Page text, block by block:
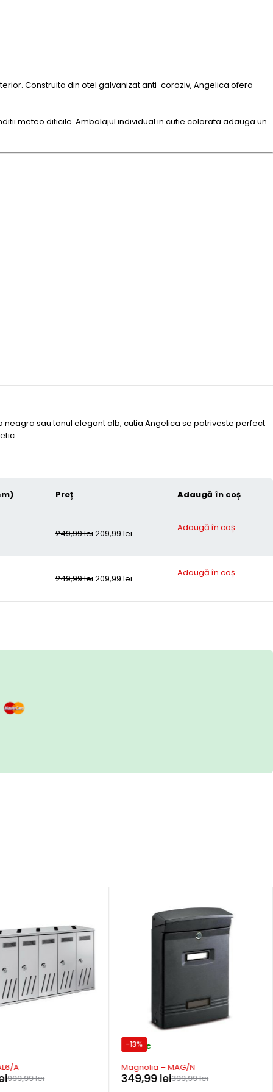
Construita din otel galvanizat anti-coroziv, Angelica ofera
meteo dificile. Ambalajul individual in cutie colorata adauga un
sau tonul elegant alb, cutia Angelica se potriveste perfect
Preț Adaugă în coș
249,99lei209,99 lei
Adaugă în coș
249,99lei209,99 lei
Adaugă în coș
A
999,99lei
-13%
In stoc
Magnolia – MAG/N
399,99lei
349,99 lei